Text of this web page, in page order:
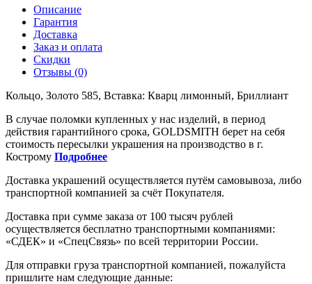
Описание
Гарантия
Доставка
Заказ и оплата
Скидки
Отзывы (0)
Кольцо, Золото 585, Вставка: Кварц лимонный, Бриллиант
В случае поломки купленных у нас изделий, в период
действия гарантийного срока, GOLDSMITH берет на себя
стоимость пересылки украшения на производство в г.
Кострому Подробнее
Доставка украшений осуществляется путём самовывоза, либо
транспортной компанией за счёт Покупателя.
Доставка при сумме заказа от 100 тысяч рублей
осуществляется бесплатно транспортными компаниями:
«СДЕК» и «СпецСвязь» по всей территории России.
Для отправки груза транспортной компанией, пожалуйста
пришлите нам следующие данные: